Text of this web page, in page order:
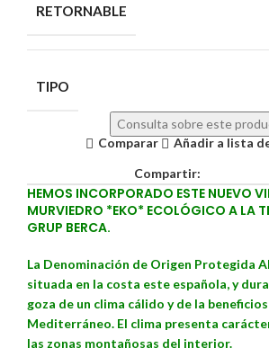
RETORNABLE
TIPO
Consulta sobre este
Comparar
Añadir a lista
Compartir:
HEMOS INCORPORADO ESTE NUEVO
MURVIEDRO *EKO* ECOLÓGICO A LA
GRUP BERCA.
La Denominación de Origen Protegida
situada en la costa este española, y
goza de un clima cálido y de la
Mediterráneo. El clima presenta
las zonas montañosas del interior.